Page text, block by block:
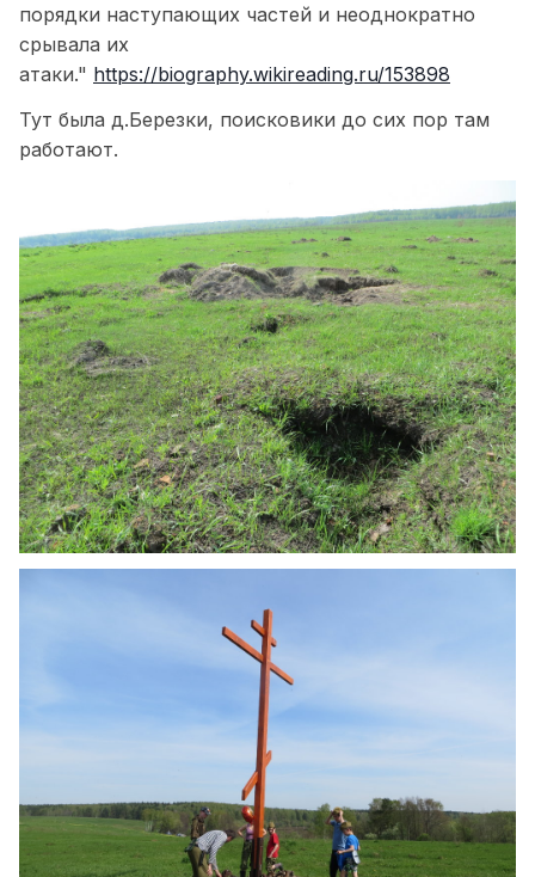
порядки наступающих частей и неоднократно
срывала их
атаки." https://biography.wikireading.ru/153898
Тут была д.Березки, поисковики до сих пор там
работают.